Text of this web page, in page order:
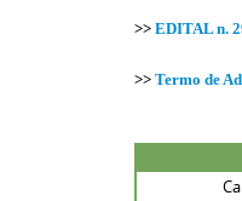
>> EDITAL n.
>> Termo de